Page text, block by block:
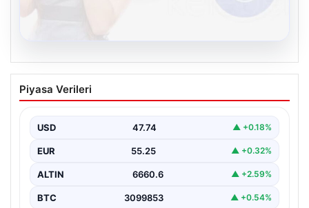
Kelebek sohbet platformu İle Dijital
İletişimin Güvenli Adresi Ve Muhabbet
Sanal çağında insanların kaliteli bir biçimde iletişim
Halen pek…
Piyasa Verileri
USD 47.74 ▲ +0.18%
EUR 55.25 ▲ +0.32%
ALTIN 6660.6 ▲ +2.59%
BTC 3099853 ▲ +0.54%